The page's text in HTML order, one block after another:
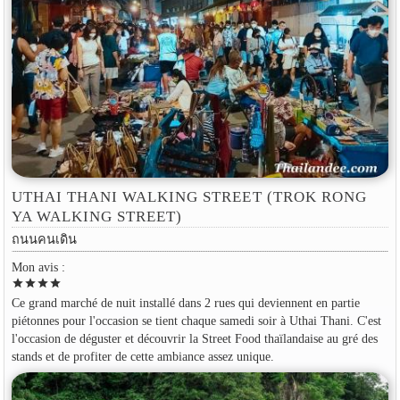
UTHAI THANI WALKING STREET (TROK RONG
YA WALKING STREET)
ถนนคนเดิน
Mon avis :
starstarstarstar
Ce grand marché de nuit installé dans 2 rues qui deviennent en partie
piétonnes pour l'occasion se tient chaque samedi soir à Uthai Thani. C'est
l'occasion de déguster et découvrir la Street Food thaïlandaise au gré des
stands et de profiter de cette ambiance assez unique.